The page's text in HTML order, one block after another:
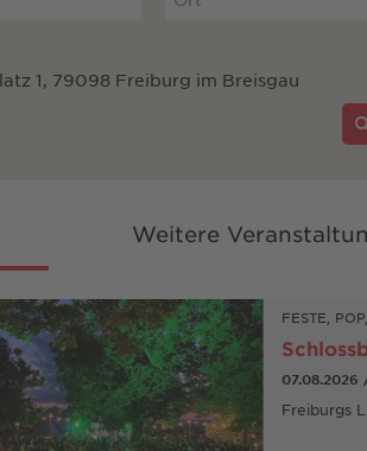
1, 79098 Freiburg im Breisgau
Weitere
FESTE,
07.08.2026
Freiburgs